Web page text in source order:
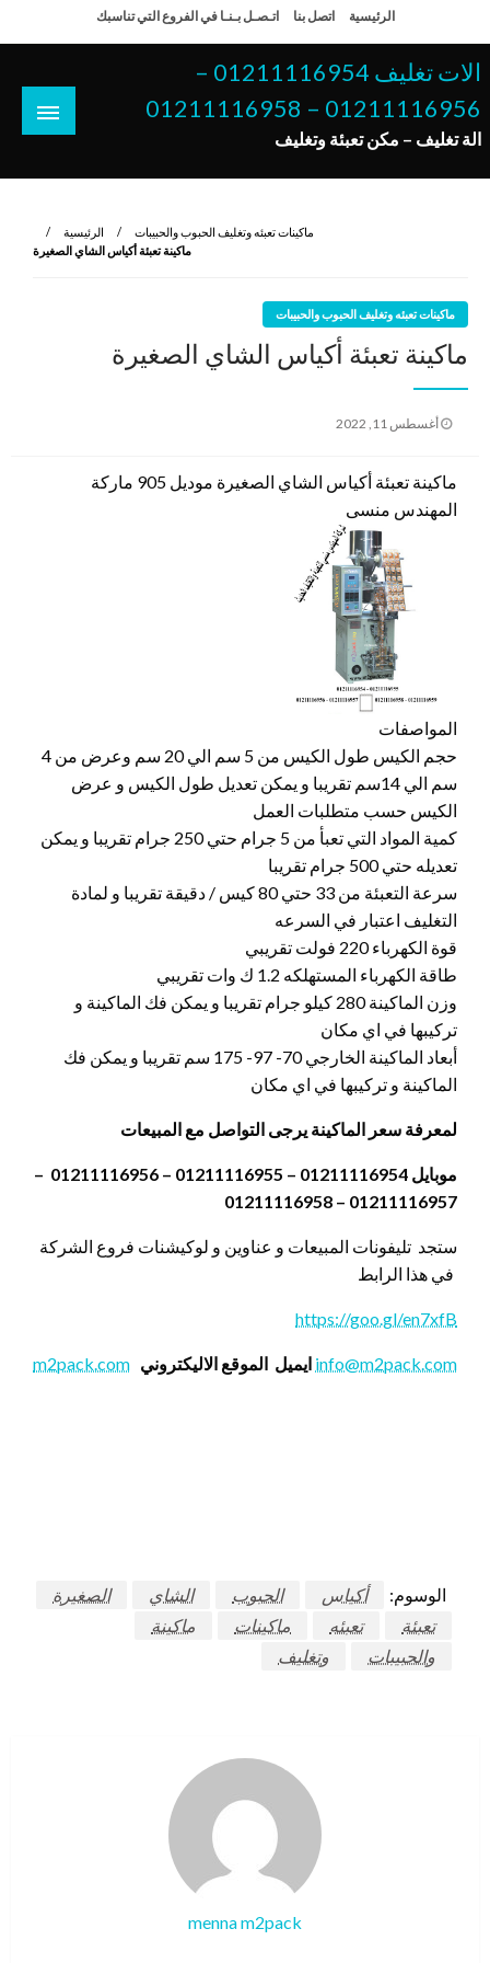
إلى
المحتوى
الرئيسية اتصل بنا اتـصـل بـنـا في الفروع التي تناسبك
الات تغليف 01211116954 –
01211116956 – 01211116958
الة تغليف – مكن تعبئة وتغليف
الرئيسية
ماكينات تعبئه وتغليف الحبوب والحبيبات
ماكينة تعبئة أكياس الشاي الصغيرة
ماكينات تعبئه وتغليف الحبوب والحبيبات
ماكينة تعبئة أكياس الشاي الصغيرة
نُشر
أغسطس 11, 2022
ماكينة تعبئة أكياس الشاي الصغيرة موديل 905 ماركة
المهندس منسى
المواصفات
حجم الكيس طول الكيس من 5 سم الي 20 سم وعرض من 4
سم الي 14سم تقريبا و يمكن تعديل طول الكيس و عرض
الكيس حسب متطلبات العمل
كمية المواد التي تعبأ من 5 جرام حتي 250 جرام تقريبا و يمكن
تعديله حتي 500 جرام تقريبا
سرعة التعبئة من 33 حتي 80 كيس / دقيقة تقريبا و لمادة
التغليف اعتبار في السرعه
قوة الكهرباء 220 فولت تقريبي
طاقة الكهرباء المستهلكه 1.2 ك وات تقريبي
وزن الماكينة 280 كيلو جرام تقريبا و يمكن فك الماكينة و
تركيبها في اي مكان
أبعاد الماكينة الخارجي 70- 97- 175 سم تقريبا و يمكن فك
الماكينة و تركيبها في اي مكان
لمعرفة سعر الماكينة يرجى التواصل مع المبيعات
موبايل 01211116954 – 01211116955 – 01211116956 –
01211116957 – 01211116958
ستجد تليفونات المبيعات و عناوين و لوكيشنات فروع الشركة
في هذا الرابط
https://goo.gl/en7xfB
info@m2pack.com ايميل الموقع الاليكتروني m2pack.com
الوسوم: أكياس الحبوب الشاي
الصغيرة
تعبئة
تعبئه ماكينات
ماكينة
والحبيبات
وتغليف
menna m2pack